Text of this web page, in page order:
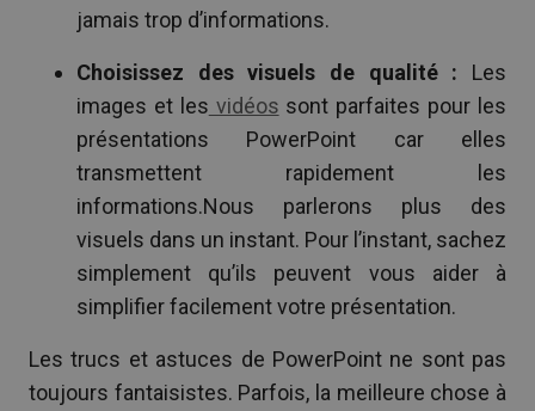
jamais trop d’informations.
Choisissez des visuels de qualité : Les
images et les vidéos sont parfaites pour les
présentations PowerPoint car elles
transmettent rapidement les
informations.Nous parlerons plus des
visuels dans un instant. Pour l’instant, sachez
simplement qu’ils peuvent vous aider à
simplifier facilement votre présentation.
Les trucs et astuces de PowerPoint ne sont pas
toujours fantaisistes. Parfois, la meilleure chose à